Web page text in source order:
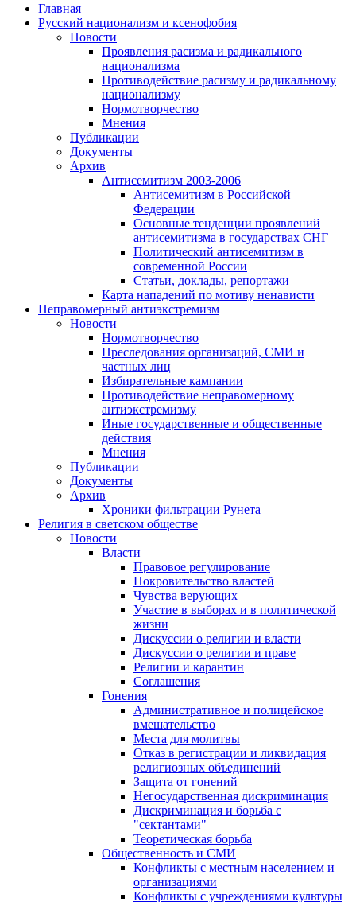
Главная
Русский национализм и ксенофобия
Новости
Проявления расизма и радикального
национализма
Противодействие расизму и радикальному
национализму
Нормотворчество
Мнения
Публикации
Документы
Архив
Антисемитизм 2003-2006
Антисемитизм в Российской
Федерации
Основные тенденции проявлений
антисемитизма в государствах СНГ
Политический антисемитизм в
современной России
Статьи, доклады, репортажи
Карта нападений по мотиву ненависти
Неправомерный антиэкстремизм
Новости
Нормотворчество
Преследования организаций, СМИ и
частных лиц
Избирательные кампании
Противодействие неправомерному
антиэкстремизму
Иные государственные и общественные
действия
Мнения
Публикации
Документы
Архив
Хроники фильтрации Рунета
Религия в светском обществе
Новости
Власти
Правовое регулирование
Покровительство властей
Чувства верующих
Участие в выборах и в политической
жизни
Дискуссии о религии и власти
Дискуссии о религии и праве
Религии и карантин
Соглашения
Гонения
Административное и полицейское
вмешательство
Места для молитвы
Отказ в регистрации и ликвидация
религиозных объединений
Защита от гонений
Негосударственная дискриминация
Дискриминация и борьба с
"сектантами"
Теоретическая борьба
Общественность и СМИ
Конфликты с местным населением и
организациями
Конфликты с учреждениями культуры